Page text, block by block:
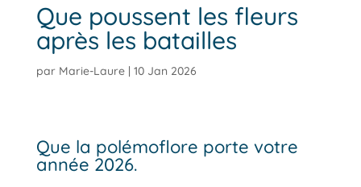
Que poussent les fleurs
après les batailles
par Marie-Laure| 10 Jan 2026
Que la polémoflore porte votre
année 2026.